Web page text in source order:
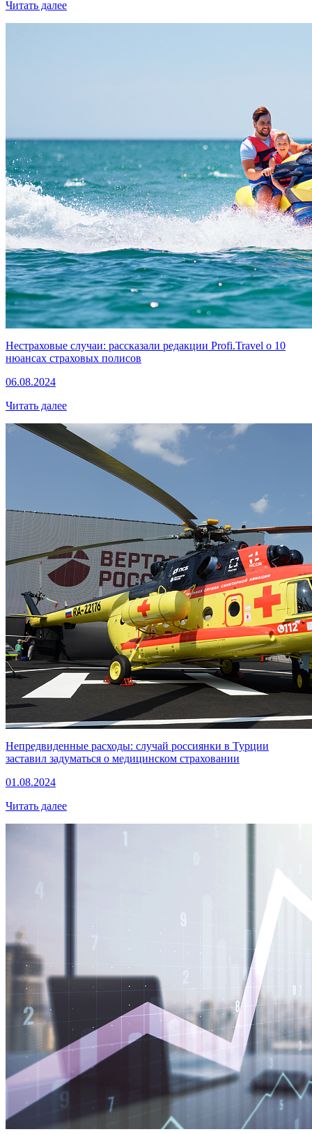
Читать далее
Нестраховые случаи: рассказали редакции Profi.Travel о 10
нюансах страховых полисов
06.08.2024
Читать далее
Непредвиденные расходы: случай россиянки в Турции
заставил задуматься о медицинском страховании
01.08.2024
Читать далее